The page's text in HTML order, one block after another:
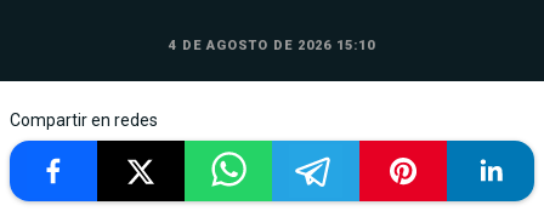
4 DE AGOSTO DE 2026 15:10
Compartir en redes